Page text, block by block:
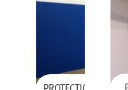
MURALE